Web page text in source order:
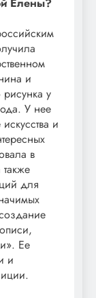
Елены?
и
рисунка у
У нее
и
в
для
Ее
и